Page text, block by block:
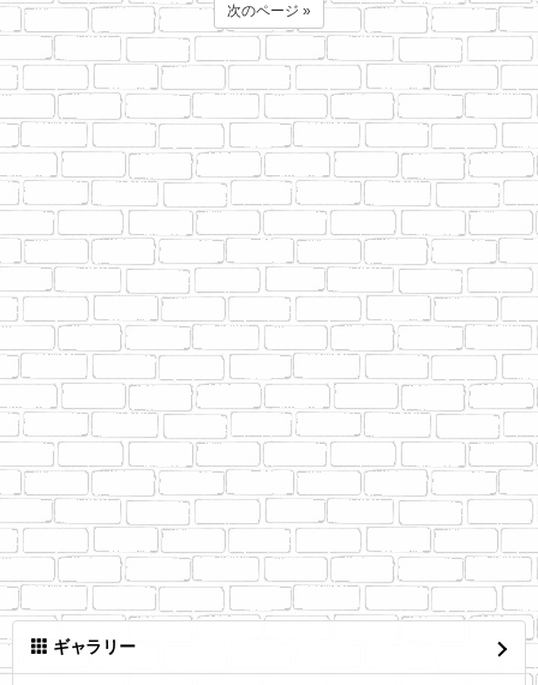
次のページ »
ギャラリー